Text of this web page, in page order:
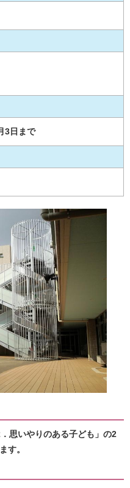
3日まで
思いやりのある子ども」の2
す。